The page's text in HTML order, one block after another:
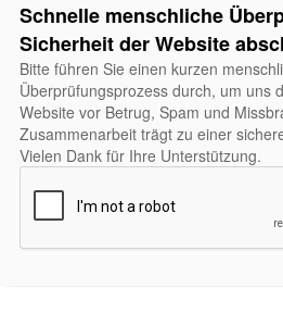
Schnelle menschliche
Sicherheit der Website
Bitte führen Sie einen kurzen
Überprüfungsprozess durch, um uns
Website vor Betrug, Spam und
Zusammenarbeit trägt zu einer
Vielen Dank für Ihre Unterstützung.